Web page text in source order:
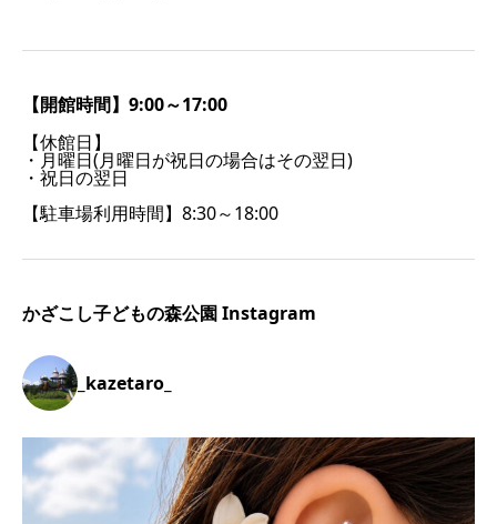
【開館時間】9:00～17:00
【休館日】
・月曜日(月曜日が祝日の場合はその翌日)
・祝日の翌日
【駐車場利用時間】8:30～18:00
かざこし子どもの森公園 Instagram
_kazetaro_